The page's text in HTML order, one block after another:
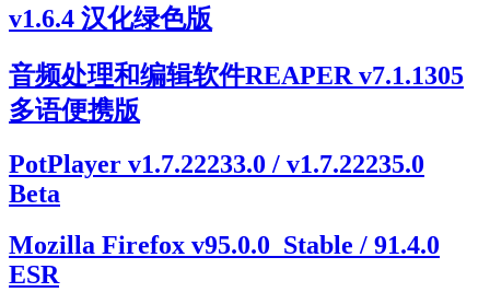
v1.6.4 汉化绿色版
音频处理和编辑软件REAPER v7.1.1305
多语便携版
PotPlayer v1.7.22233.0 / v1.7.22235.0
Beta
Mozilla Firefox v95.0.0_Stable / 91.4.0
ESR